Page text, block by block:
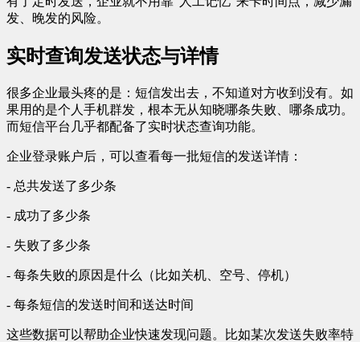
发、晚发的风险。
实时查询发送状态与详情
很多企业最头疼的是：短信发出去，不知道对方收到没有。如
果用的是个人手机群发，根本无从知晓哪条失败、哪条成功。
而短信平台几乎都配备了实时状态查询功能。
企业登录账户后，可以查看每一批短信的发送详情：
- 总共发送了多少条
- 成功了多少条
- 失败了多少条
- 每条失败的原因是什么（比如关机、空号、停机）
- 每条短信的发送时间和送达时间
这些数据可以帮助企业快速发现问题。比如某次发送失败率特